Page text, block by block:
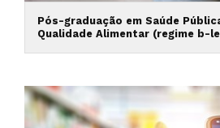
Pós-graduação em Saúde
Qualidade Alimentar (regime b-